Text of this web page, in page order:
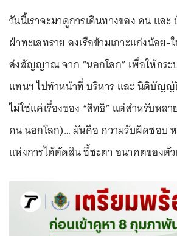
วันนี้เราจะมาดูการเดินทางของ คน แล
ฝ่าทะเลทราย ลงเรือข้ามเกาะแก่งน้อ
ส่งสัญญาณ จาก “นอกโลก” เพื่อให้กระ
แทนฯ ไปทำหน้าที่ บริหาร และ นิติบัญญั
ไม่ใช่แค่เรื่องของ “สิทธิ” แต่สำหรับหล
คน นอกโลก)… มันคือ ความรับผิดชอบ
แห่งการได้ตัดสิน ชี้ชะตา อนาคตของตัว